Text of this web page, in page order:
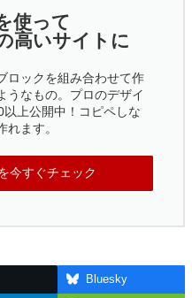
使って
高いサイトに
ロックを組み合わせて作
うなもの。プロのデザイ
上公開中！コピペしな
ます。
今すぐチェック
Bluesky